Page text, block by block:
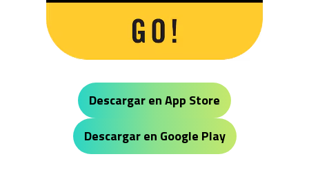
Descargar en App Store
Descargar en Google Play